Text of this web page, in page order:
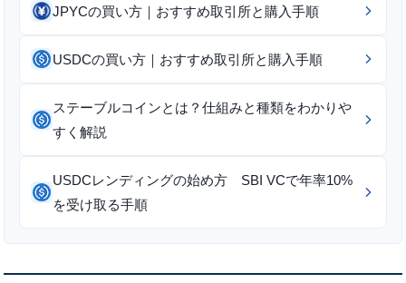
JPYCの買い方｜おすすめ取引所と購入手順
USDCの買い方｜おすすめ取引所と購入手順
ステーブルコインとは？仕組みと種類をわかりや
すく解説
USDCレンディングの始め方 SBI VCで年率10%
を受け取る手順